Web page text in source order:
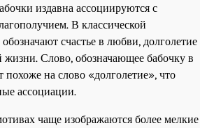
издавна ассоциируются с
В классической
счастье в любви, долголетие
Слово, обозначающее бабочку в
похоже на слово «долголетие», что
ассоциации.
чаще изображаются более мелкие